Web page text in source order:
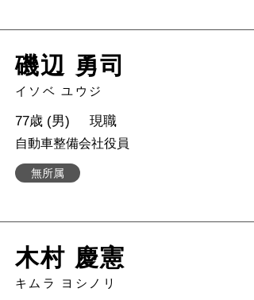
磯辺 勇司
イソベ ユウジ
無所属
77歳 (男) 現職
自動車整備会社役員
木村 慶憲
キムラ ヨシノリ